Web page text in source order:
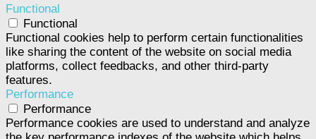
Functional
Functional
Functional cookies help to perform certain functionalities
like sharing the content of the website on social media
platforms, collect feedbacks, and other third-party
features.
Performance
Performance
Performance cookies are used to understand and analyze